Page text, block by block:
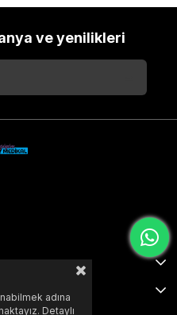
ve yenilikleri
adına
Detaylı